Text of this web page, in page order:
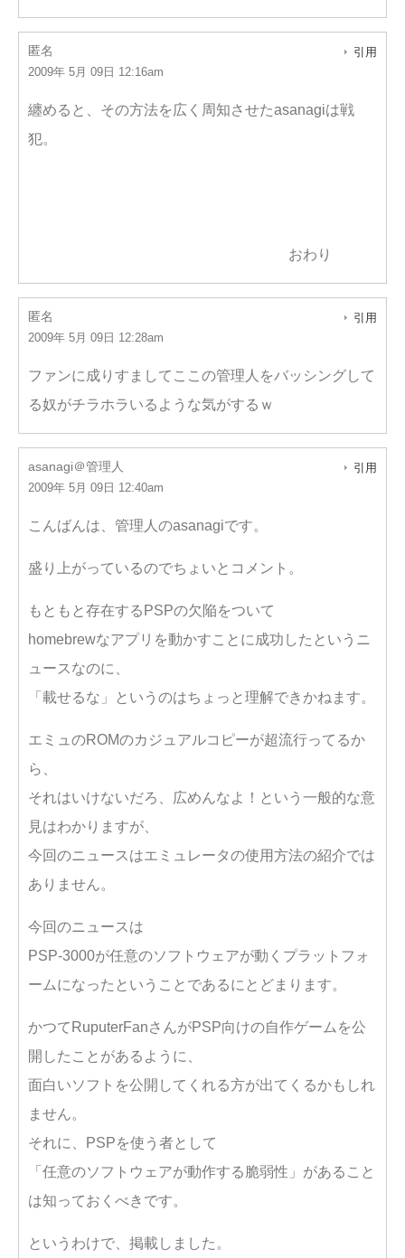
匿名
2009年 5月 09日 12:16am
引用
纏めると、その方法を広く周知させたasanagiは戦
犯。
おわり
匿名
2009年 5月 09日 12:28am
引用
ファンに成りすましてここの管理人をバッシングして
る奴がチラホラいるような気がするｗ
asanagi＠管理人
2009年 5月 09日 12:40am
引用
こんばんは、管理人のasanagiです。
盛り上がっているのでちょいとコメント。
もともと存在するPSPの欠陥をついて
homebrewなアプリを動かすことに成功したというニ
ュースなのに、
「載せるな」というのはちょっと理解できかねます。
エミュのROMのカジュアルコピーが超流行ってるか
ら、
それはいけないだろ、広めんなよ！という一般的な意
見はわかりますが、
今回のニュースはエミュレータの使用方法の紹介では
ありません。
今回のニュースは
PSP-3000が任意のソフトウェアが動くプラットフォ
ームになったということであるにとどまります。
かつてRuputerFanさんがPSP向けの自作ゲームを公
開したことがあるように、
面白いソフトを公開してくれる方が出てくるかもしれ
ません。
それに、PSPを使う者として
「任意のソフトウェアが動作する脆弱性」があること
は知っておくべきです。
というわけで、掲載しました。